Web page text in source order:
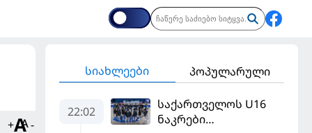
+ -
სიახლეები პოპულარული
22:02
საქართველოს U16
ნაკრები